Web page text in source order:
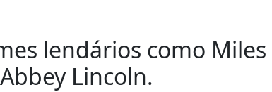
lendários como Miles
Lincoln.